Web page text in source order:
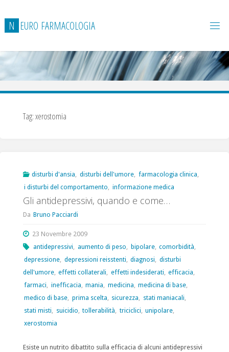
contenuto
N EURO FARMACOLOGIA
Tag:xerostomia
disturbi d'ansia, disturbi dell'umore, farmacologia clinica,
i disturbi del comportamento, informazione medica
Gli antidepressivi, quando e come…
Da Bruno Pacciardi
23 Novembre 2009
antidepressivi, aumento di peso, bipolare, comorbidità,
depressione, depressioni reisstenti, diagnosi, disturbi
dell'umore, effetti collaterali, effetti indesiderati, efficacia,
farmaci, inefficacia, mania, medicina, medicina di base,
medico di base, prima scelta, sicurezza, stati maniacali,
stati misti, suicidio, tollerabilità, triciclici, unipolare,
xerostomia
Esiste un nutrito dibattito sulla efficacia di alcuni antidepressivi